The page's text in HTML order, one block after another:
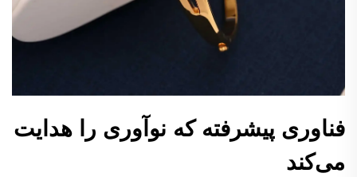
فناوری پیشرفته که نوآوری را هدایت
می‌کند